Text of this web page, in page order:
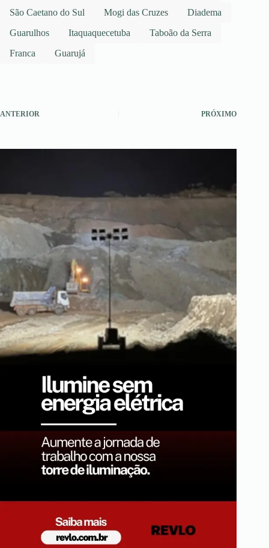
São Caetano do Sul
Mogi das Cruzes
Diadema
Guarulhos
Itaquaquecetuba
Taboão da Serra
Franca
Guarujá
ANTERIOR PRÓXIMO